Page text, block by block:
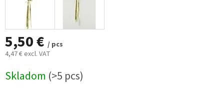
5,50 € / pcs
4,47 € excl. VAT
price:
Skladom (>5 pcs)